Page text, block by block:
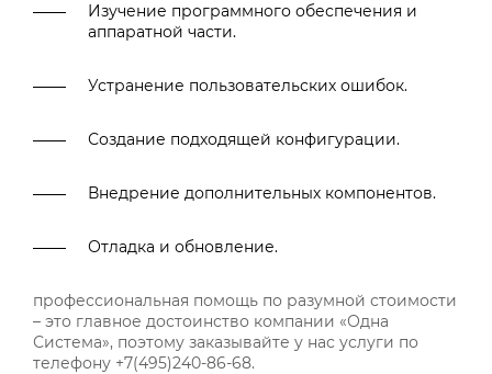
Изучение программного обеспечения и
аппаратной части.
Устранение пользовательских ошибок.
Создание подходящей конфигурации.
Внедрение дополнительных компонентов.
Отладка и обновление.
профессиональная помощь по разумной стоимости
– это главное достоинство компании «Одна
Система», поэтому заказывайте у нас услуги по
телефону +7(495)240-86-68.